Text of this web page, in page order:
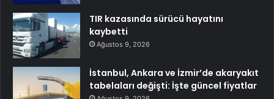
TIR kazasında sürücü hayatını
kaybetti
Ağustos 9, 2026
İstanbul, Ankara ve İzmir’de akaryakıt
tabelaları değişti: İşte güncel fiyatlar